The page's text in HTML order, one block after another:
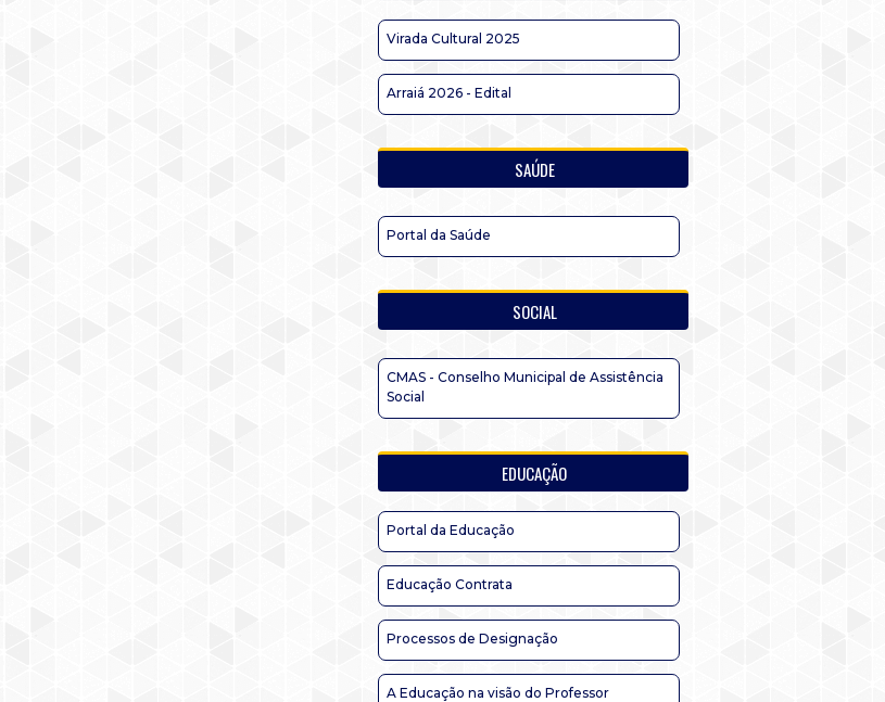
Virada Cultural 2025
Arraiá 2026 - Edital
SAÚDE
Portal da Saúde
SOCIAL
CMAS - Conselho Municipal de Assistência
Social
EDUCAÇÃO
Portal da Educação
Educação Contrata
Processos de Designação
A Educação na visão do Professor